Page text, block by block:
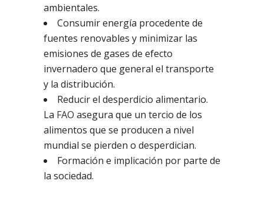
ambientales.
Consumir energía procedente de
fuentes renovables y minimizar las
emisiones de gases de efecto
invernadero que general el transporte
y la distribución.
Reducir el desperdicio alimentario.
La FAO asegura que un tercio de los
alimentos que se producen a nivel
mundial se pierden o desperdician.
Formación e implicación por parte de
la sociedad.